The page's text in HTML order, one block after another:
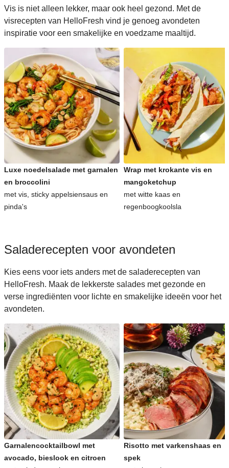
Vis is niet alleen lekker, maar ook heel gezond. Met de
visrecepten van HelloFresh vind je genoeg avondeten
inspiratie voor een smakelijke en voedzame maaltijd.
Luxe noedelsalade met garnalen
en broccolini
met vis, sticky appelsiensaus en
pinda's
Wrap met krokante vis en
mangoketchup
met witte kaas en
regenboogkoolsla
Saladerecepten voor avondeten
Kies eens voor iets anders met de saladerecepten van
HelloFresh. Maak de lekkerste salades met gezonde en
verse ingrediënten voor lichte en smakelijke ideeën voor het
avondeten.
Garnalencocktailbowl met
avocado, bieslook en citroen
Risotto met varkenshaas en
spek